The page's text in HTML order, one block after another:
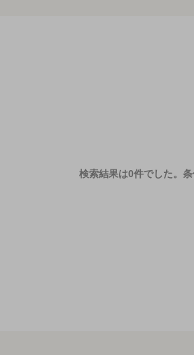
検索結果は0件でした。 条